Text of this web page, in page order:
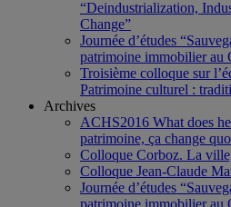
“Deindustrialization,
Change”
Journée d’études
patrimoine immobilier au
Troisième colloque sur
Patrimoine culturel :
Archives
ACHS2016 What does
patrimoine, ça change
Colloque Corboz. La
Colloque Jean-Claude
Journée d’études
patrimoine immobilier au